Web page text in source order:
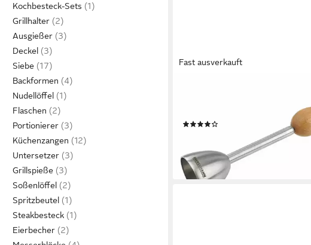
Kochbesteck-Sets
Grillhalter
Ausgießer
Deckel
Siebe
Backformen
Nudellöffel
Flaschen
Portionierer
Küchenzangen
Untersetzer
Grillspieße
Soßenlöffel
Spritzbeutel
Steakbesteck
Eierbecher
Fast ausverkauft
lieferbar - in 2-3 Werktagen bei dir